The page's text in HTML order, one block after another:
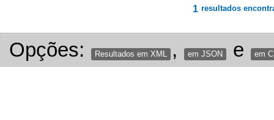
1 resultados
Opções: Resultados em XML , em JSON e em